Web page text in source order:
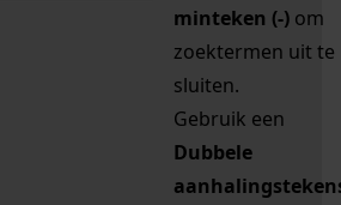
minteken (-) om
zoektermen uit te
sluiten.
Gebruik een
Dubbele